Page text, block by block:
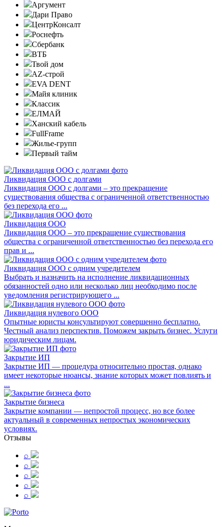
Аргумент
Дари Право
ЦентрКонсалт
Роснефть
Сбербанк
ВТБ
Твой дом
AZ-строй
EVA DENT
Майя клиник
Классик
ЕЛМАЙ
Ханский кабель
FullFrame
Жилье-групп
Первый тайм
Ликвидация ООО с долгами
Ликвидация ООО с долгами – это прекращение
существования общества с ограниченной ответственностью
без перехода его ...
Ликвидация ООО
Ликвидация ООО – это прекращение существования
общества с ограниченной ответственностью без перехода его
прав и ...
Ликвидация ООО с одним учредителем
Выбрать и назначить на исполнение ликвидационных
обязанностей одно или несколько лиц необходимо после
уведомления регистрирующего ...
Ликвидация нулевого ООО
Опытные юристы консультируют совершенно бесплатно.
Честный анализ перспектив. Поможем закрыть бизнес. Услуги
юридическим лицам.
Закрытие ИП
Закрытие ИП — процедура относительно простая, однако
имеет некоторые нюансы, знание которых может повлиять и
...
Закрытие бизнеса
Закрытие компании — непростой процесс, но все более
актуальный в современных непростых экономических
условиях.
Отзывы
⌕
⌕
⌕
⌕
⌕